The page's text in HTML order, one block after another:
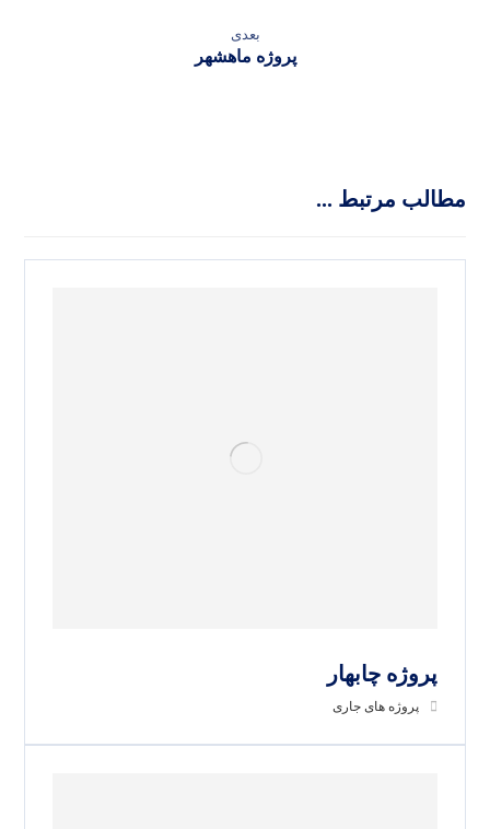
بعدی
پروژه ماهشهر
مطالب مرتبط ...
پروژه چابهار
پروژه های جاری